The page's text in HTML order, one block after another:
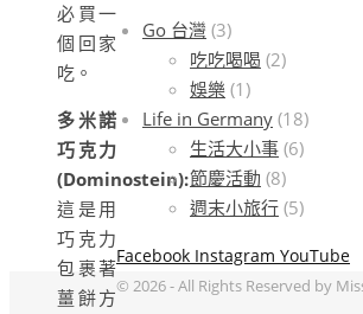
必買一
個回家
吃。
多米諾
巧克力
(Dominostein):
這是用
巧克力
包裹著
薑餅方
Go 台灣 (3)
吃吃喝喝 (2)
娛樂 (1)
Life in Germany (18)
生活大小事 (6)
節慶活動 (8)
週末小旅行 (5)
Facebook Instagram YouTube
© 2026 - All Rights Reserved by